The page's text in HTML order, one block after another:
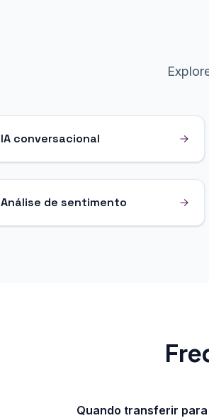
IA conversacional
Análise de sentimento
Quando transferir para